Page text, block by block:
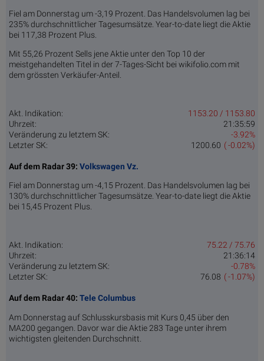
Fiel am Donnerstag um -3,19 Prozent. Das Handelsvolumen lag bei
235% durchschnittlicher Tagesumsätze. Year-to-date liegt die Aktie
bei 117,38 Prozent Plus.
Mit 55,26 Prozent Sells jene Aktie unter den Top 10 der
meistgehandelten Titel in der 7-Tages-Sicht bei wikifolio.com mit
dem grössten Verkäufer-Anteil.
Akt. Indikation:
1153.20 / 1153.80
Uhrzeit:
21:35:59
Veränderung zu letztem SK:
-3.92%
Letzter SK:
( -0.02%)
1200.60
Auf dem Radar 39: Volkswagen Vz.
Fiel am Donnerstag um -4,15 Prozent. Das Handelsvolumen lag bei
130% durchschnittlicher Tagesumsätze. Year-to-date liegt die Aktie
bei 15,45 Prozent Plus.
Akt. Indikation:
75.22 / 75.76
Uhrzeit:
21:36:14
Veränderung zu letztem SK:
-0.78%
Letzter SK:
( -1.07%)
76.08
Auf dem Radar 40: Tele Columbus
Am Donnerstag auf Schlusskursbasis mit Kurs 0,45 über den
MA200 gegangen. Davor war die Aktie 283 Tage unter ihrem
wichtigsten gleitenden Durchschnitt.